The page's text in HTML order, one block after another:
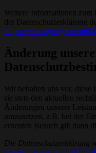
Weitere Informationen zum
der Datenschutzerklärung
https://www.google.de/intl/
Änderung
Wir behalten uns vor, diese
sie stets den aktuellen
Änderungen unserer
umzusetzen, z.B. bei der
erneuten Besuch gilt dann
Die Datenschutzerklärung